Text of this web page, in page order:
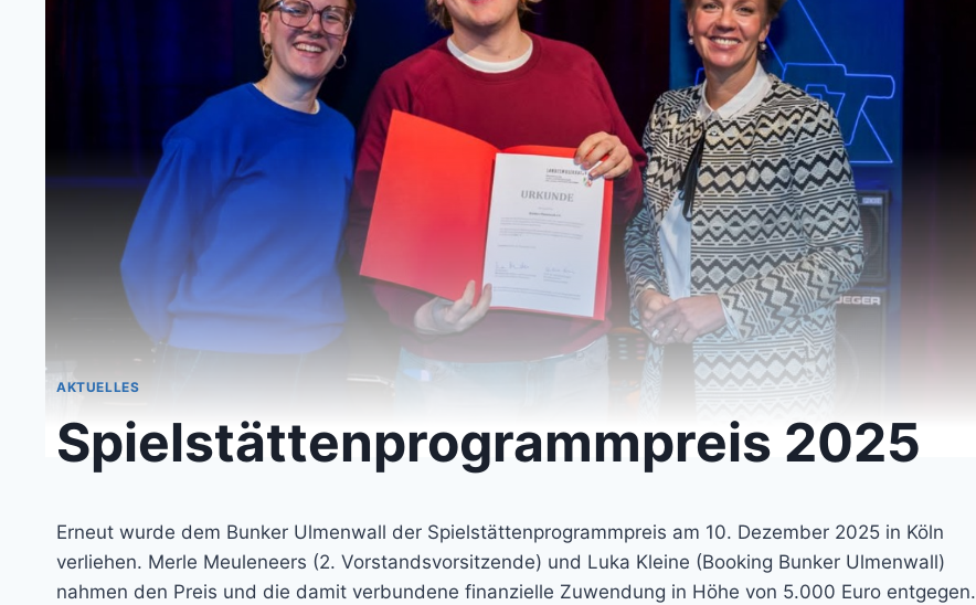
AKTUELLES
Spielstättenprogrammpreis 2025
Erneut wurde dem Bunker Ulmenwall der Spielstättenprogrammpreis am 10. Dezember 2025 in Köln
verliehen. Merle Meuleneers (2. Vorstandsvorsitzende) und Luka Kleine (Booking Bunker Ulmenwall)
nahmen den Preis und die damit verbundene finanzielle Zuwendung in Höhe von 5.000 Euro entgegen.